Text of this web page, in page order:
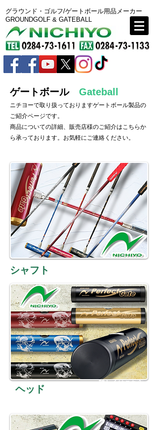
グラウンド・ゴルフ/ゲートボール用品メーカー
GROUNDGOLF & GATEBALL
ゲートボール Gateball
ニチヨーで取り扱っておりますゲートボール製品の
ご紹介ページです。
商品についての詳細、販売店様のご紹介はこちらか
ら承っております。お気軽にご連絡ください。
シャフト
ヘッド
詳しくはこちら